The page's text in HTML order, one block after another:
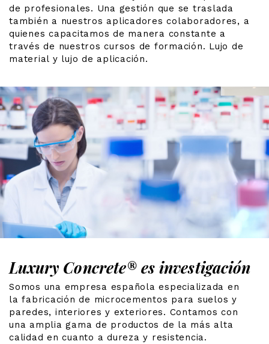
de profesionales. Una gestión que se traslada
también a nuestros aplicadores colaboradores, a
quienes capacitamos de manera constante a
través de nuestros cursos de formación. Lujo de
material y lujo de aplicación.
Luxury Concrete®es investigación
Somos una empresa española especializada en
la fabricación de microcementos para suelos y
paredes, interiores y exteriores. Contamos con
una amplia gama de productos de la más alta
calidad en cuanto a dureza y resistencia.